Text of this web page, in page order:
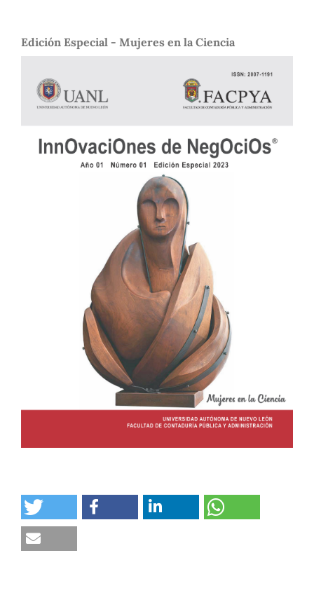
Edición Especial - Mujeres en la Ciencia